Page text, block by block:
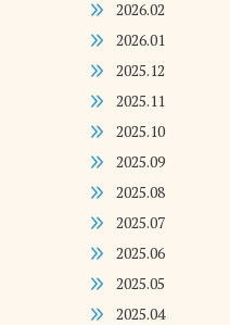
2026.02
2026.01
2025.12
2025.11
2025.10
2025.09
2025.08
2025.07
2025.06
2025.05
2025.04